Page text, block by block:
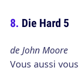
Die Hard 5
de John Moore
Vous aussi